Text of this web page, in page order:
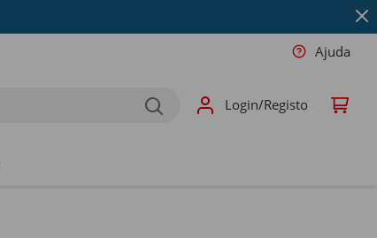
Ajuda
Login/Registo